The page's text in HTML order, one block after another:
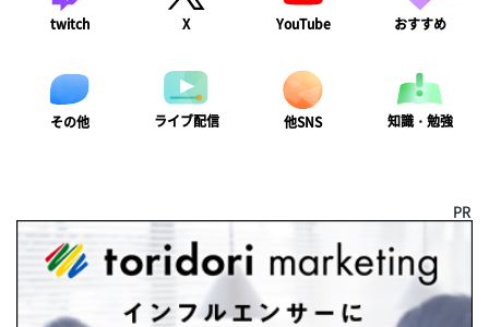
twitch X YouTube おすすめ
その他 ライブ配信 他SNS 知識・勉強
PR